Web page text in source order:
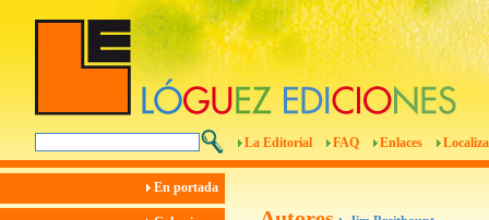
La Editorial FAQ Enlaces
En portada